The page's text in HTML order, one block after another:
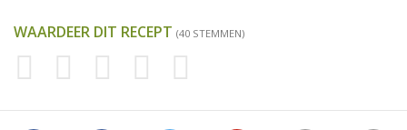
WAARDEER DIT RECEPT (40 STEMMEN)